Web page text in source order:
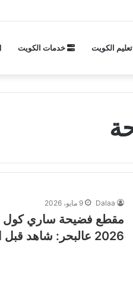
تعليم الكويت خدمات الكويت
Dalaa 9 مايو، 2026
2026 عالبحر: شاهد قبل الحذف!